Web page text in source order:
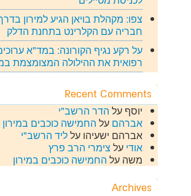
התגובה שלך
צפו: מקהלת בויאן הגיע למירון
חבריה עם הקלרינט בתחנת הדלק
על רקע נגיף הקורונה: במד"א
רפואית את ההילולה המצומצמת
Recent Comments
יוסף על הדר הרשב"י
אברהם על החמישה כוכבים במירון
אברהם ישעיהו עלליד הרשב"י
אודי על צימרי הרב פרץ
משה על החמישה כוכבים במירון
Archives